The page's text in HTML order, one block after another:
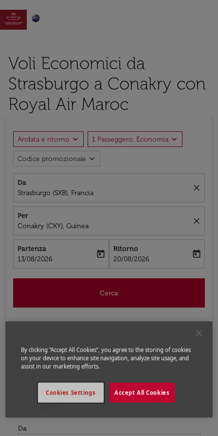

Voli Economici da
Strasburgo a Conakry con
Royal Air Maroc
Andata e ritorno expand_more 1 Passeggero, Economia expand_more
Codice promozionale expand_more
Da
Strasburgo (SXB), Francia
close
Per
Conakry (CKY), Guinea
close
Partenza
fc-booking-departure-date-aria-label
13/08/2026
today
Ritorno
fc-booking-return-date-aria-label
20/08/2026
today
Cerca
Home Voli Voli per Guinea
Voli Strasburgo -
Conakry
Prossimo voli da Strasburgo a
Conakry
Da
By clicking “Accept All Cookies”, you agree to the storing of cookies
on your device to enhance site navigation, analyze site usage, and
assist in our marketing efforts.
Accept All Cookies
Cookies Settings